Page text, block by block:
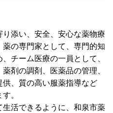
添い、安全、安心な薬物療
の専門家として、専門的知
チーム医療の一員として、
剤の調剤、医薬品の管理、
、質の高い服薬指導など
。
活できるように、和泉市薬